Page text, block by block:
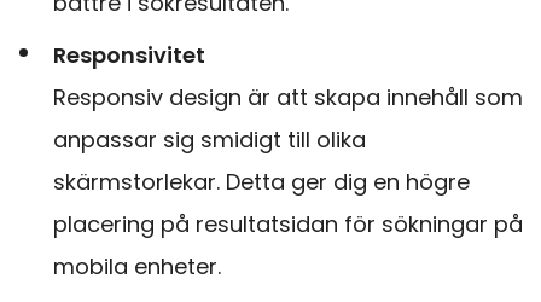
Responsivitet
Responsiv design är att skapa innehåll som
anpassar sig smidigt till olika
skärmstorlekar. Detta ger dig en högre
placering på resultatsidan för sökningar på
mobila enheter.